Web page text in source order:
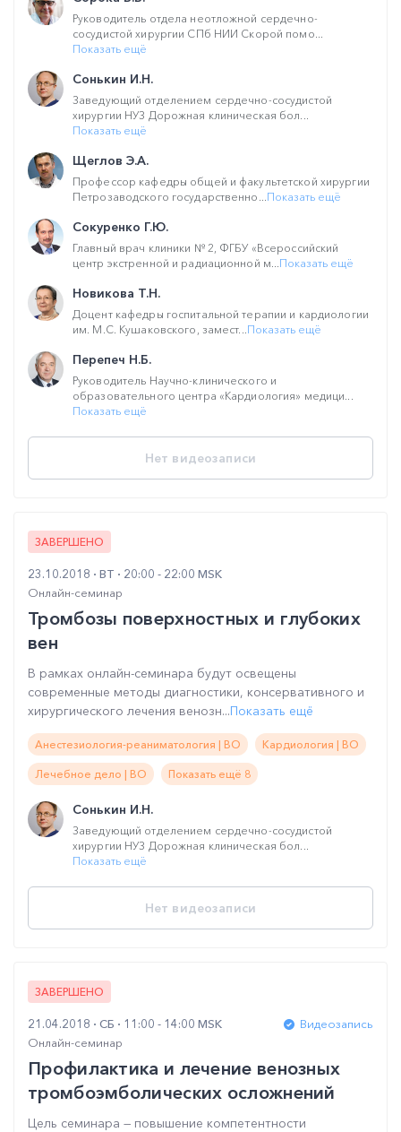
Руководитель отдела неотложной сердечно-
сосудистой хирургии СПб НИИ Скорой помо...
Показать ещё
Сонькин И.Н.
Заведующий отделением сердечно-сосудистой
хирургии НУЗ Дорожная клиническая бол...
Показать ещё
Щеглов Э.А.
Профессор кафедры общей и факультетской хирургии
Петрозаводского государственно...Показать ещё
Сокуренко Г.Ю.
Главный врач клиники № 2, ФГБУ «Всероссийский
центр экстренной и радиационной м...Показать ещё
Новикова Т.Н.
Доцент кафедры госпитальной терапии и кардиологии
им. М.С. Кушаковского, замест...Показать ещё
Перепеч Н.Б.
Руководитель Научно-клинического и
образовательного центра «Кардиология» медици...
Показать ещё
Нет видеозаписи
ЗАВЕРШЕНО
23.10.2018 ВТ
20:00 - 22:00 MSK
Онлайн-семинар
Тромбозы поверхностных и глубоких
вен
В рамках онлайн-семинара будут освещены
современные методы диагностики, консервативного и
хирургического лечения венозн...Показать ещё
Анестезиология-реаниматология | ВО Кардиология | ВО
Лечебное дело | ВО Показать ещё 8
Сонькин И.Н.
Заведующий отделением сердечно-сосудистой
хирургии НУЗ Дорожная клиническая бол...
Показать ещё
Нет видеозаписи
ЗАВЕРШЕНО
21.04.2018 СБ 11:00 - 14:00 MSK
Видеозапись
Онлайн-семинар
Профилактика и лечение венозных
тромбоэмболических осложнений
Цель семинара — повышение компетентности